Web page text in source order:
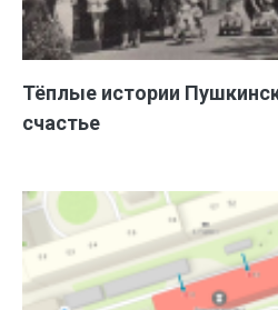
Тёплые истории
счастье